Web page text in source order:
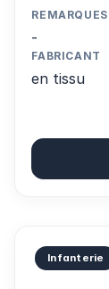
REMARQUES
-
FABRICANT
en tissu
Infanterie